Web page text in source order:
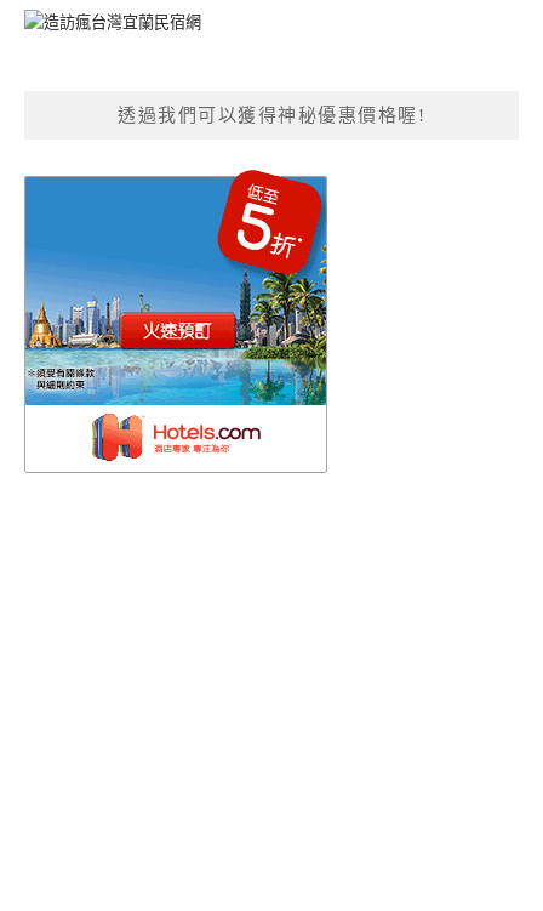
透過我們可以獲得神秘優惠價格喔!